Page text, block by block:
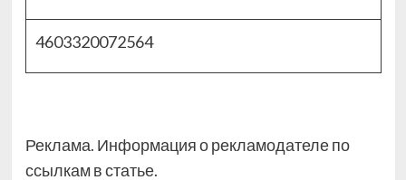
4603320072564
Реклама. Информация о рекламодателе по
ссылкам в статье.